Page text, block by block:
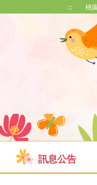
::: 桃
訊息公告